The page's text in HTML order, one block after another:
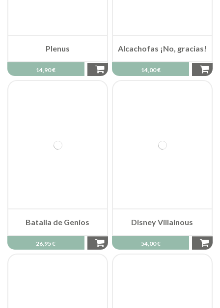
Plenus
14,90 €
Alcachofas ¡No, gracias!
14,00 €
Batalla de Genios
26,95 €
Disney Villainous
54,00 €